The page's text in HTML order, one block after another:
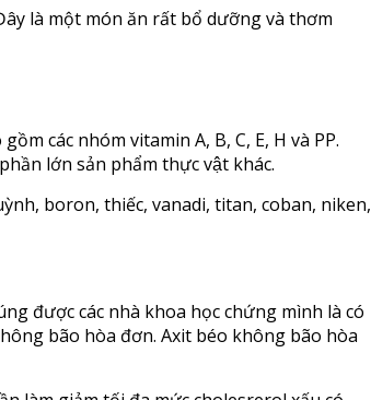
là một món ăn rất bổ dưỡng và thơm
các nhóm vitamin A, B, C, E, H và PP.
lớn sản phẩm thực vật khác.
boron, thiếc, vanadi, titan, coban, niken,
được các nhà khoa học chứng mình là có
bão hòa đơn. Axit béo không bão hòa